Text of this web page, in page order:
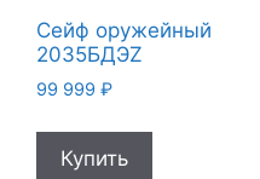
Сейф оружейный
2035БДЭZ
99 999 ₽
Купить